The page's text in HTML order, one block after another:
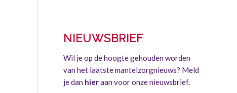
NIEUWSBRIEF
Wil je op de hoogte gehouden worden
van het laatste mantelzorgnieuws? Meld
je dan hieraan voor onze nieuwsbrief.